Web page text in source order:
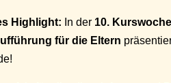
Highlight: In der 10. Kurswoche
für die Eltern